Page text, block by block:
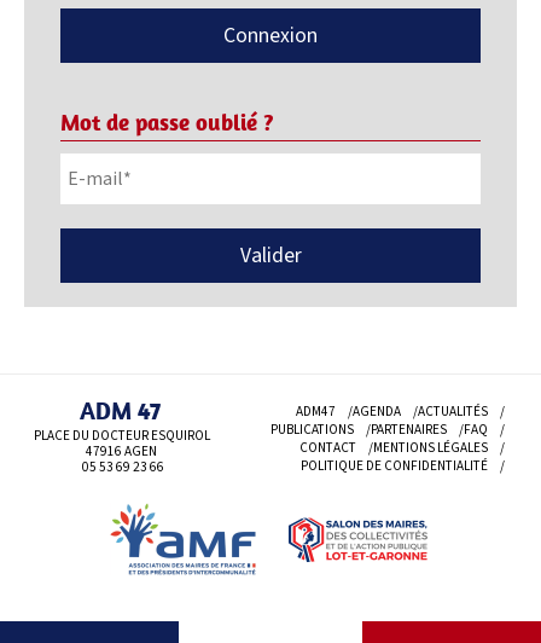
Mot de passe oublié ?
ADM 47
PLACE DU DOCTEUR ESQUIROL
47916 AGEN
05 53 69 23 66
ADM47 AGENDA
ACTUALITÉS
PUBLICATIONS
PARTENAIRES
FAQ
CONTACT
MENTIONS LÉGALES
POLITIQUE DE CONFIDENTIALITÉ